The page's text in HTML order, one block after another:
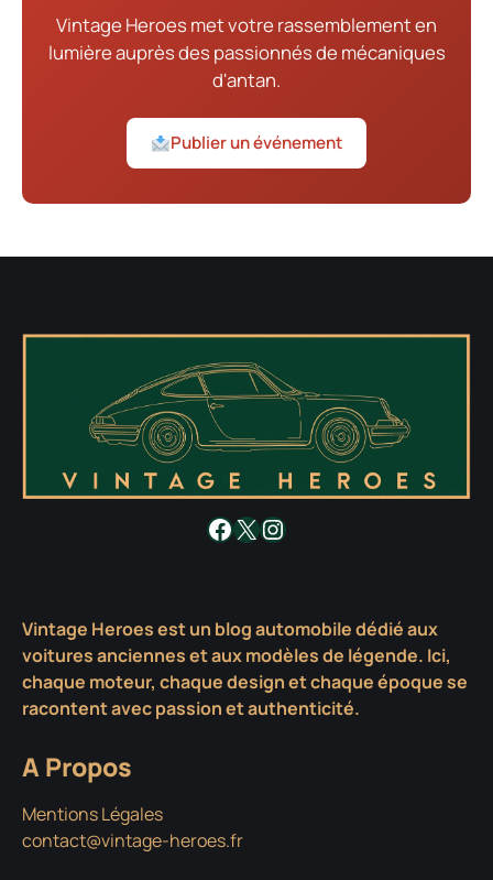
Vintage Heroes met votre rassemblement en
lumière auprès des passionnés de mécaniques
d'antan.
Publier un événement
Facebook
X Instagram
Vintage Heroes est un blog automobile dédié aux
voitures anciennes et aux modèles de légende. Ici,
chaque moteur, chaque design et chaque époque se
racontent avec passion et authenticité.
A Propos
Mentions Légales
contact@vintage-heroes.fr